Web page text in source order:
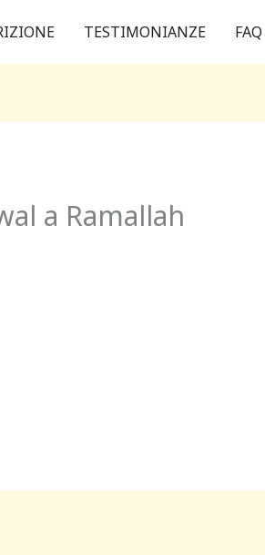
TESTIMONIANZE FAQ
a Ramallah